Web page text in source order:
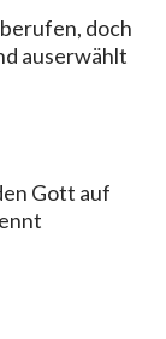
doch
auserwählt
Gott auf